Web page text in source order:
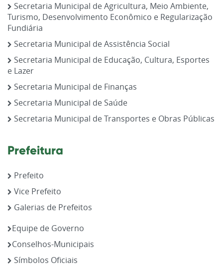
Secretaria Municipal de Agricultura, Meio Ambiente,
Turismo, Desenvolvimento Econômico e Regularização
Fundiária
Secretaria Municipal de Assistência Social
Secretaria Municipal de Educação, Cultura, Esportes
e Lazer
Secretaria Municipal de Finanças
Secretaria Municipal de Saúde
Secretaria Municipal de Transportes e Obras Públicas
Prefeitura
Prefeito
Vice Prefeito
Galerias de Prefeitos
Equipe de Governo
Conselhos-Municipais
Símbolos Oficiais